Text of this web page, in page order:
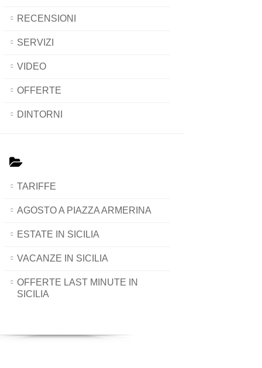
RECENSIONI
SERVIZI
VIDEO
OFFERTE
DINTORNI
TARIFFE
AGOSTO A PIAZZA ARMERINA
ESTATE IN SICILIA
VACANZE IN SICILIA
OFFERTE LAST MINUTE IN
SICILIA